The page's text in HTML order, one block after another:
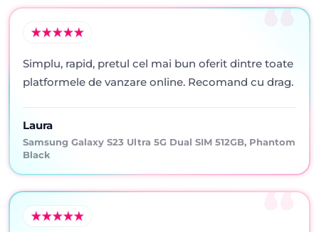
Simplu, rapid, pretul cel mai bun oferit dintre toate
platformele de vanzare online. Recomand cu drag.
Laura
Samsung Galaxy S23 Ultra 5G Dual SIM 512GB, Phantom
Black